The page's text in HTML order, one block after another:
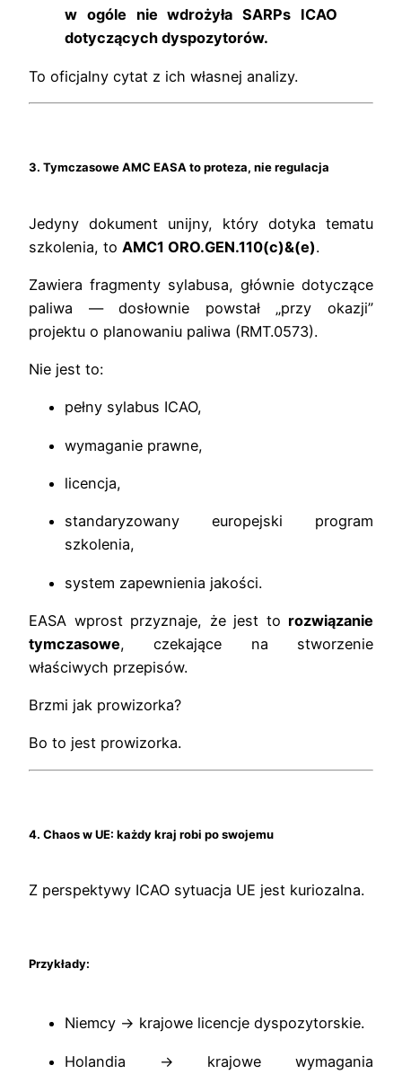
w ogóle nie wdrożyła SARPs ICAO
dotyczących dyspozytorów.
To oficjalny cytat z ich własnej analizy.
3. Tymczasowe AMC EASA to proteza, nie regulacja
Jedyny dokument unijny, który dotyka tematu
szkolenia, to AMC1 ORO.GEN.110(c)&(e).
Zawiera fragmenty sylabusa, głównie dotyczące
paliwa — dosłownie powstał „przy okazji”
projektu o planowaniu paliwa (RMT.0573).
Nie jest to:
pełny sylabus ICAO,
wymaganie prawne,
licencja,
standaryzowany europejski program
szkolenia,
system zapewnienia jakości.
EASA wprost przyznaje, że jest to rozwiązanie
tymczasowe, czekające na stworzenie
właściwych przepisów.
Brzmi jak prowizorka?
Bo to jest prowizorka.
4. Chaos w UE: każdy kraj robi po swojemu
Z perspektywy ICAO sytuacja UE jest kuriozalna.
Przykłady:
Niemcy → krajowe licencje dyspozytorskie.
Holandia → krajowe wymagania